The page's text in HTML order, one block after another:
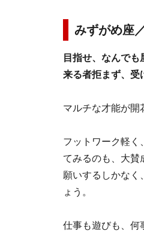
みずがめ座
目指せ、なんでも
来る者拒まず、受
マルチな才能が開
フットワーク軽く
てみるのも、大賛
願いするしかなく
ょう。
仕事も遊びも、何